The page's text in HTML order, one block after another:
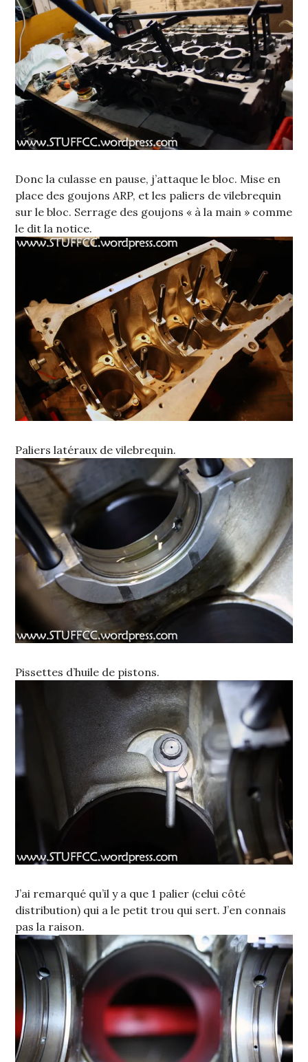
Donc la culasse en pause, j’attaque le bloc. Mise en
place des goujons ARP, et les paliers de vilebrequin
sur le bloc. Serrage des goujons « à la main » comme
le dit la notice.
Paliers latéraux de vilebrequin.
Pissettes d’huile de pistons.
J’ai remarqué qu’il y a que 1 palier (celui côté
distribution) qui a le petit trou qui sert. J’en connais
pas la raison.